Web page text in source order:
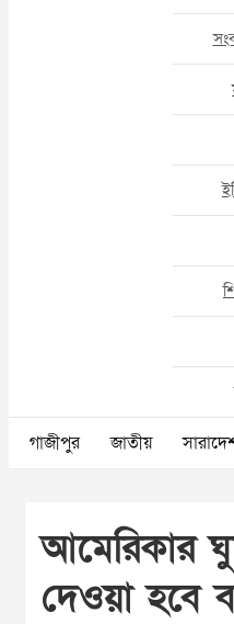
গাজীপুর জাতীয়
আমেরিকার
দেওয়া হবে